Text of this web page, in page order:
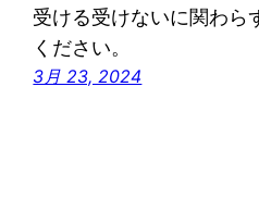
受ける受けないに関わら
ください。
3月 23, 2024